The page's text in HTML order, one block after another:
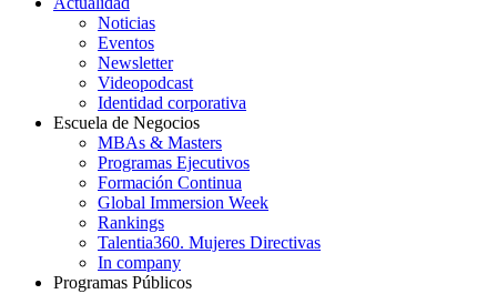
Noticias
Eventos
Newsletter
Videopodcast
Identidad corporativa
Escuela de Negocios
MBAs & Masters
Programas Ejecutivos
Formación Continua
Global Immersion Week
Rankings
Talentia360. Mujeres Directivas
In company
Programas Públicos